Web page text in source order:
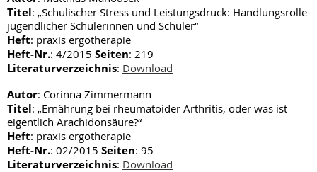
Titel: „Schulischer Stress und Leistungsdruck: Handlungsrolle
jugendlicher Schülerinnen und Schüler“
Heft: praxis ergotherapie
Heft-Nr.: 4/2015 Seiten: 219
Literaturverzeichnis: Download
Autor: Corinna Zimmermann
Titel: „Ernährung bei rheumatoider Arthritis, oder was ist
eigentlich Arachidonsäure?“
Heft: praxis ergotherapie
Heft-Nr.: 02/2015 Seiten: 95
Literaturverzeichnis: Download